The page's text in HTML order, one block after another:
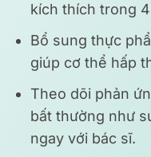
kích thích trong
Bổ sung thực
giúp cơ thể hấp
Theo dõi phản
bất thường như
ngay với bác sĩ.